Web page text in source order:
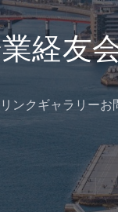
リンク ギャラリーお